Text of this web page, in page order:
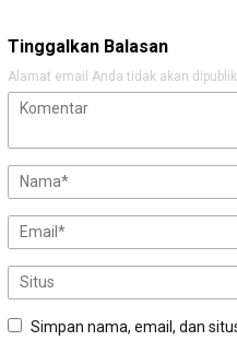
Tinggalkan Balasan
Alamat email Anda tidak akan
Simpan nama, email, dan